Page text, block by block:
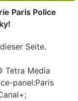
Paris Police
Seite.
Tetra Media
panel:Paris